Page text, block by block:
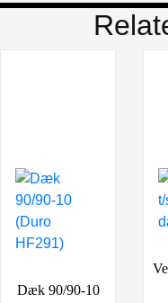
Dæk 90/90-10